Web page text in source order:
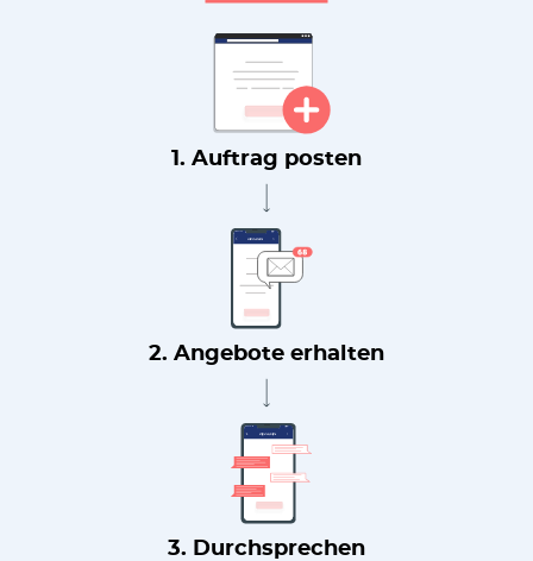
1. Auftrag posten
2. Angebote erhalten
3. Durchsprechen